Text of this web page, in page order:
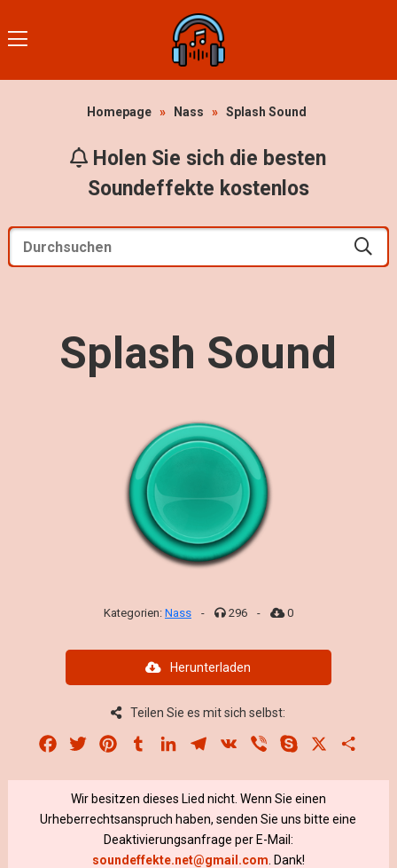
Homepage » Nass » Splash Sound
Holen Sie sich die besten
Soundeffekte kostenlos
Splash Sound
Kategorien: Nass - 296 - 0
Herunterladen
Teilen Sie es mit sich selbst:
Facebook
Twitter PinterestTumblrLinkedInTelegram
VK Viber Skype
Wir besitzen dieses Lied nicht. Wenn Sie einen
Urheberrechtsanspruch haben, senden Sie uns bitte eine
Deaktivierungsanfrage per E-Mail:
soundeffekte.net@gmail.com . Dank!